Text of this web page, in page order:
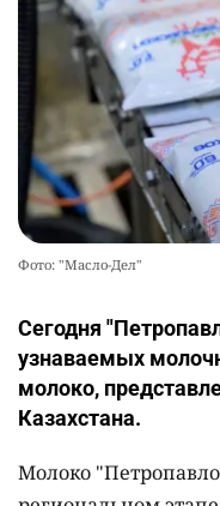
Фото: "Масло-Дел"
Сегодня
узнаваемых
молоко,
Казахстана.
Молоко